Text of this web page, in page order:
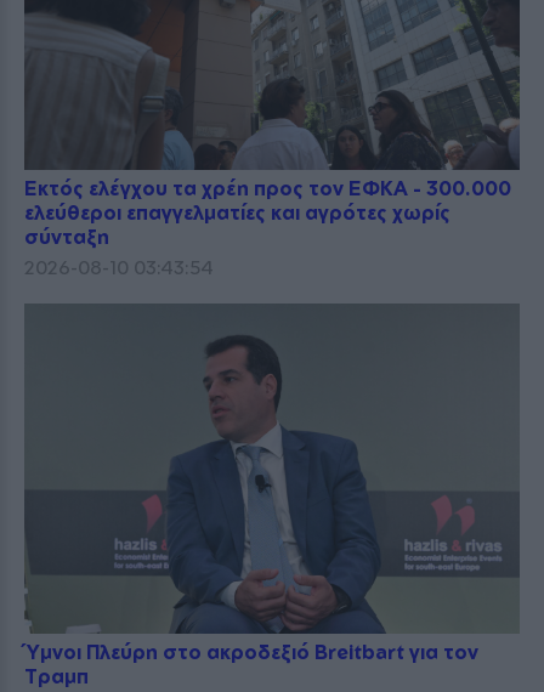
Εκτός ελέγχου τα χρέη προς τον ΕΦΚΑ - 300.000
ελεύθεροι επαγγελματίες και αγρότες χωρίς
σύνταξη
2026-08-10 03:43:54
Ύμνοι Πλεύρη στο ακροδεξιό Breitbart για τον
Τραμπ